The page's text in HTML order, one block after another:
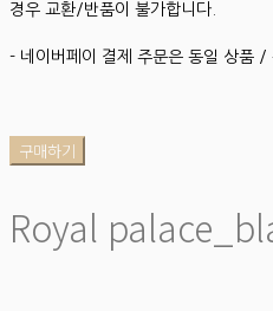
경우 교환/반품이 불가합니다.
- 네이버페이 결제 주문은 동일 상품 /
구매하기
Royal